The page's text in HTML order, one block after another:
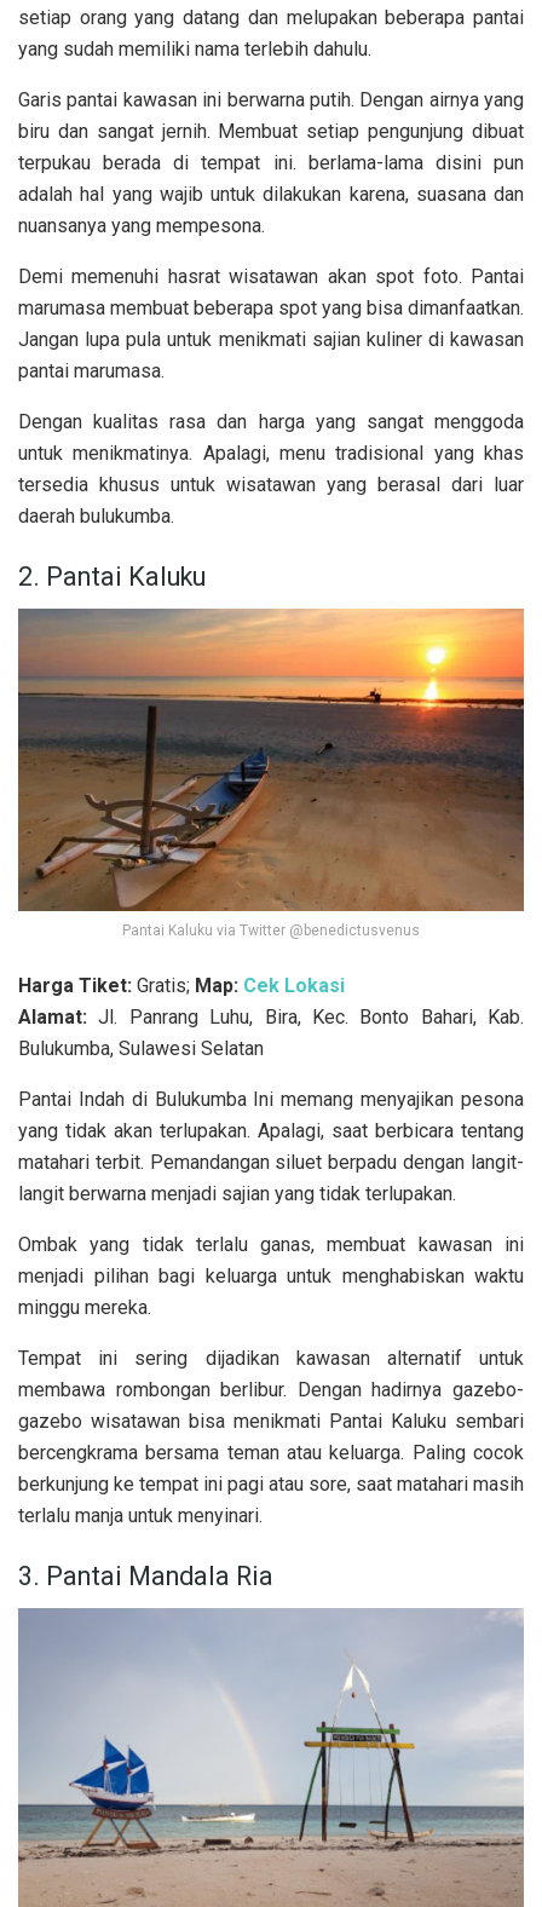
setiap orang yang datang dan melupakan beberapa pantai
yang sudah memiliki nama terlebih dahulu.
Garis pantai kawasan ini berwarna putih. Dengan airnya yang
biru dan sangat jernih. Membuat setiap pengunjung dibuat
terpukau berada di tempat ini. berlama-lama disini pun
adalah hal yang wajib untuk dilakukan karena, suasana dan
nuansanya yang mempesona.
Demi memenuhi hasrat wisatawan akan spot foto. Pantai
marumasa membuat beberapa spot yang bisa dimanfaatkan.
Jangan lupa pula untuk menikmati sajian kuliner di kawasan
pantai marumasa.
Dengan kualitas rasa dan harga yang sangat menggoda
untuk menikmatinya. Apalagi, menu tradisional yang khas
tersedia khusus untuk wisatawan yang berasal dari luar
daerah bulukumba.
2. Pantai Kaluku
Pantai Kaluku via Twitter @benedictusvenus
Harga Tiket: Gratis; Map: Cek Lokasi
Alamat: Jl. Panrang Luhu, Bira, Kec. Bonto Bahari, Kab.
Bulukumba, Sulawesi Selatan
Pantai Indah di Bulukumba Ini memang menyajikan pesona
yang tidak akan terlupakan. Apalagi, saat berbicara tentang
matahari terbit. Pemandangan siluet berpadu dengan langit-
langit berwarna menjadi sajian yang tidak terlupakan.
Ombak yang tidak terlalu ganas, membuat kawasan ini
menjadi pilihan bagi keluarga untuk menghabiskan waktu
minggu mereka.
Tempat ini sering dijadikan kawasan alternatif untuk
membawa rombongan berlibur. Dengan hadirnya gazebo-
gazebo wisatawan bisa menikmati Pantai Kaluku sembari
bercengkrama bersama teman atau keluarga. Paling cocok
berkunjung ke tempat ini pagi atau sore, saat matahari masih
terlalu manja untuk menyinari.
3. Pantai Mandala Ria